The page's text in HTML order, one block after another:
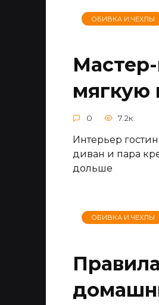
ОБИВКА И ЧЕХЛЫ
мягкую
0 7.2к.
Интерьер
диван и пара
дольше
ОБИВКА И ЧЕХЛЫ